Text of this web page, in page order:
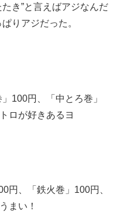
き”と言えばアジなんだ
りアジだった。
100円、「中とろ巻」
ロが好きあるヨ
円、「鉄火巻」100円、
まい！